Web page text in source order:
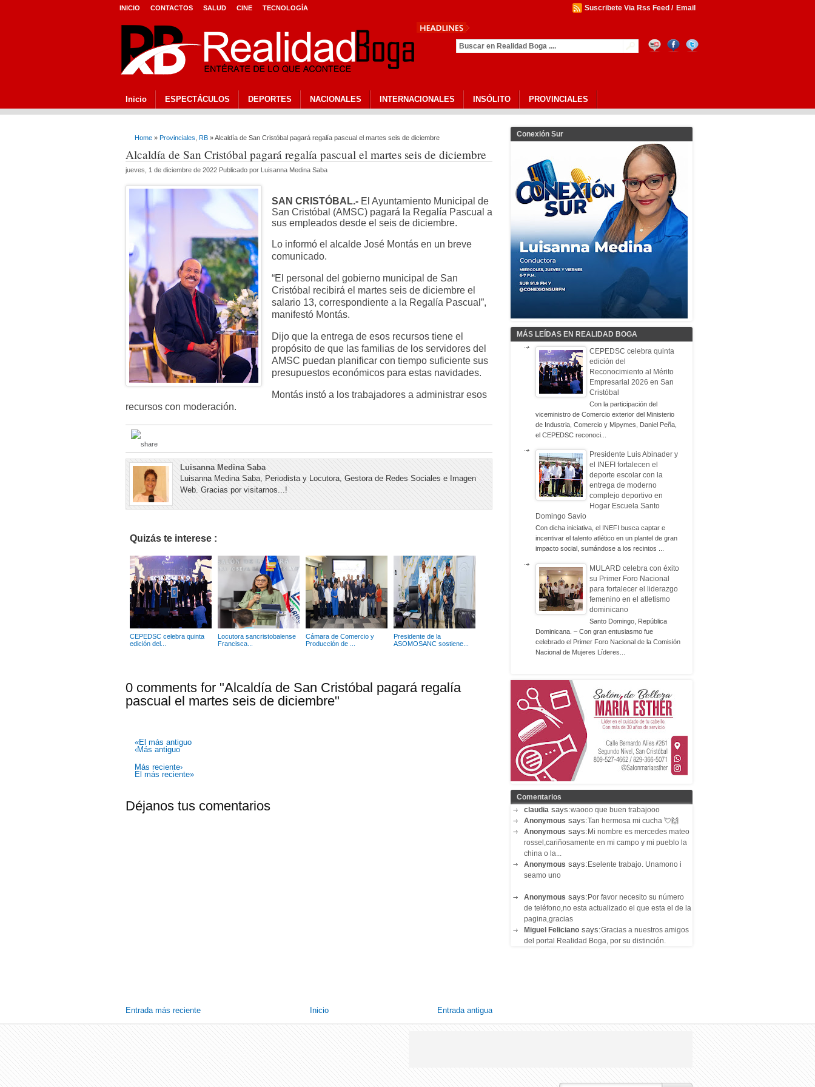
INICIO CONTACTOS SALUD CINE TECNOLOGÍA Suscribete Via Rss Feed / Email
Inicio ESPECTÁCULOS DEPORTES NACIONALES INTERNACIONALES INSÓLITO PROVINCIALES
Home » Provinciales RB » Alcaldía de San Cristóbal pagará regalía pascual el martes seis de diciembre
Alcaldía de San Cristóbal pagará regalía pascual el martes seis de diciembre
jueves, 1 de diciembre de 2022 Publicado por Luisanna Medina Saba
SAN CRISTÓBAL.- El Ayuntamiento Municipal de
San Cristóbal (AMSC) pagará la Regalía Pascual a
sus empleados desde el seis de diciembre.
Lo informó el alcalde José Montás en un breve
comunicado.
“El personal del gobierno municipal de San
Cristóbal recibirá el martes seis de diciembre el
salario 13, correspondiente a la Regalía Pascual”,
manifestó Montás.
Dijo que la entrega de esos recursos tiene el
propósito de que las familias de los servidores del
AMSC puedan planificar con tiempo suficiente sus
presupuestos económicos para estas navidades.
Montás instó a los trabajadores a administrar esos
recursos con moderación.
Luisanna Medina Saba
Luisanna Medina Saba, Periodista y Locutora, Gestora de Redes Sociales e Imagen
Web. Gracias por visitarnos...!
Quizás te interese :
CEPEDSC celebra quinta
edición del...
Locutora sancristobalense
Francisca...
Cámara de Comercio y
Producción de ...
Presidente de la
ASOMOSANC sostiene...
0 comments for "Alcaldía de San Cristóbal pagará regalía
pascual el martes seis de diciembre"
«El más antiguo
‹Más antiguo
Más reciente›
El más reciente»
Déjanos tus comentarios
Entrada más reciente Entrada antigua
Inicio
Conexión Sur
MÁS LEÍDAS EN REALIDAD BOGA
CEPEDSC celebra quinta
edición del
Reconocimiento al Mérito
Empresarial 2026 en San
Cristóbal
Con la participación del
viceministro de Comercio exterior del Ministerio
de Industria, Comercio y Mipymes, Daniel Peña,
el CEPEDSC reconoci...
Presidente Luis Abinader y
el INEFI fortalecen el
deporte escolar con la
entrega de moderno
complejo deportivo en
Hogar Escuela Santo
Domingo Savio
Con dicha iniciativa, el INEFI busca captar e
incentivar el talento atlético en un plantel de gran
impacto social, sumándose a los recintos ...
MULARD celebra con éxito
su Primer Foro Nacional
para fortalecer el liderazgo
femenino en el atletismo
dominicano
Santo Domingo, República
Dominicana. – Con gran entusiasmo fue
celebrado el Primer Foro Nacional de la Comisión
Nacional de Mujeres Líderes...
Comentarios
claudia says:waooo que buen trabajooo
Anonymous says:Tan hermosa mi cucha 💘🙌
Anonymous says:Mi nombre es mercedes mateo
rossel,cariñosamente en mi campo y mi pueblo la
china o la...
Anonymous says:Eselente trabajo. Unamono i
seamo uno
Anonymous says:Por favor necesito su número
de teléfono,no esta actualizado el que esta el de la
pagina,gracias
Miguel Feliciano says:Gracias a nuestros amigos
del portal Realidad Boga, por su distinción.